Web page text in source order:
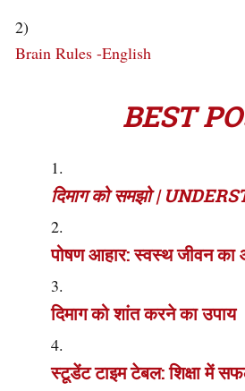
2)
Brain Rules -English
BEST
दिमाग को समझो |
पोषण आहार: स्वस्थ जीवन का
दिमाग को शांत करने का उपाय
स्टूडेंट टाइम टेबल: शिक्षा में